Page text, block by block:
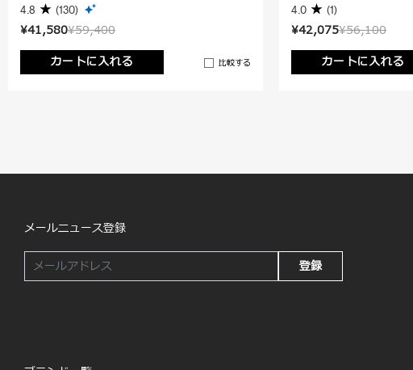
¥59,400
¥41,580
カートに入れる
比較する
4.8 (130)
¥56,100
¥42,075
カートに入れる
4.0 (1)
メールニュース登録
登録